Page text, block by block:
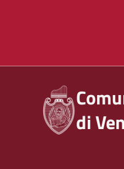
di